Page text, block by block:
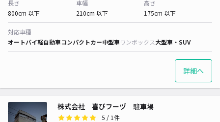
長さ
800cm 以下
車幅
210cm 以下
高さ
175cm 以下
対応車種
オートバイ軽自動車コンパクトカー中型車ワンボックス大型車・SUV
詳細へ
株式会社 喜びフーヅ 駐車場
5 / 1件